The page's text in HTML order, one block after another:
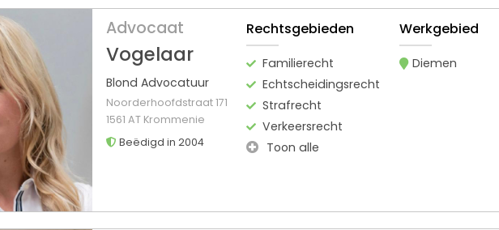
Advocaat
Vogelaar
Blond Advocatuur
Noorderhoofdstraat 171
1561 AT Krommenie
Beëdigd in 2004
Rechtsgebieden
Familierecht
Echtscheidingsrecht
Strafrecht
Verkeersrecht
Toon alle
Werkgebied
Diemen